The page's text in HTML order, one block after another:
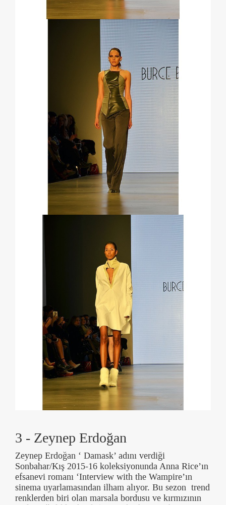
3 - Zeynep Erdoğan
Zeynep Erdoğan ‘ Damask’ adını verdiği
Sonbahar/Kış 2015-16 koleksiyonunda Anna Rice’ın
efsanevi romanı ‘Interview with the Wampire’ın
sinema uyarlamasından ilham alıyor. Bu sezon trend
renklerden biri olan marsala bordusu ve kırmızının